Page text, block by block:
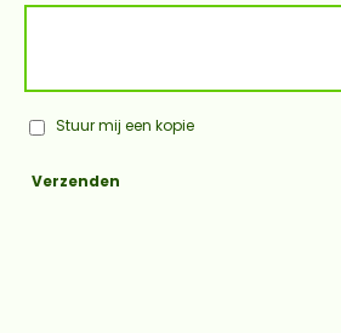
Stuur mij een kopie
Verzenden